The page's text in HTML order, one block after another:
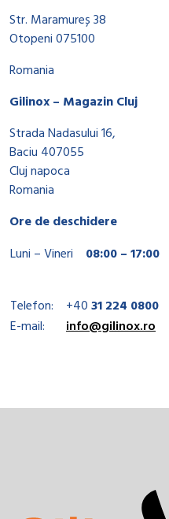
Str. Maramureș 38
Otopeni 075100
Romania
Gilinox – Magazin Cluj
Strada Nadasului 16,
Baciu 407055
Cluj napoca
Romania
Ore de deschidere
Luni – Vineri
08:00 – 17:00
Telefon: +4031 224 0800
E-mail:
info@gilinox.ro